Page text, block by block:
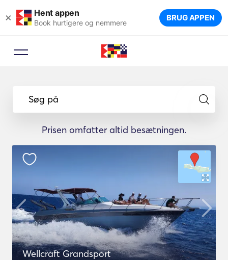
× Hent appen
Book hurtigere og nemmere BRUG APPEN
Søg på
Prisen omfatter altid besætningen.
Wellcraft Grandsport